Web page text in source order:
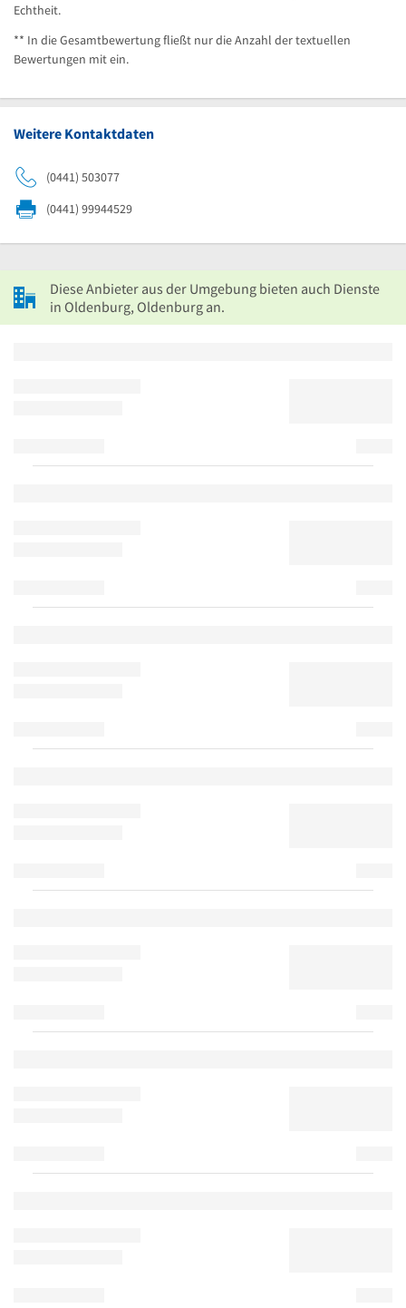
Echtheit.
** In die Gesamtbewertung fließt nur die Anzahl der textuellen
Bewertungen mit ein.
Weitere Kontaktdaten
(0441) 503077
(0441) 99944529
Diese Anbieter aus der Umgebung bieten auch Dienste
in Oldenburg, Oldenburg an.